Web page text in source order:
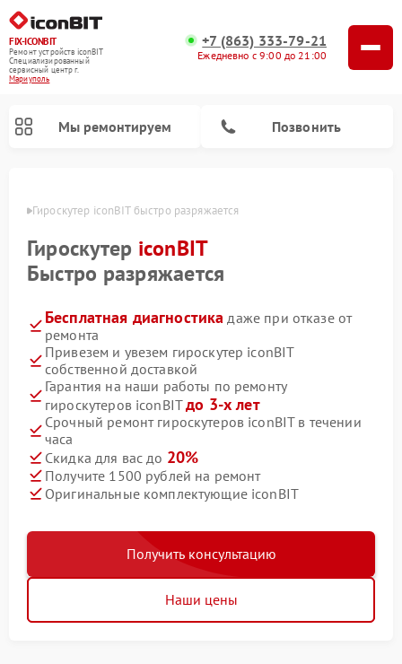
FIX-ICONBIT
Ремонт устройств iconBIT
Специализированный
cервисный центр г.
Мариуполь
+7 (863) 333-79-21
Ежедневно с 9:00 до 21:00
Мы ремонтируем Позвонить
Гироскутер iconBIT быстро разряжается
Гироскутер iconBIT
Быстро разряжается
Бесплатная диагностика даже при отказе от
ремонта
Привезем и увезем гироскутер iconBIT
собственной доставкой
Гарантия на наши работы по ремонту
гироскутеров iconBITдо 3-х лет
Срочный ремонт гироскутеров iconBIT в течении
часа
Скидка для вас до 20%
Получите 1500 рублей на ремонт
Оригинальные комплектующие iconBIT
Получить консультацию
Наши цены